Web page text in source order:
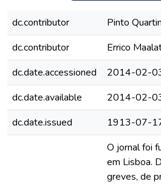
dc.contributor
Pinto
dc.contributor
Errico
dc.date.accessioned
2014-02-
dc.date.available
2014-02-
dc.date.issued
1913-07-
O jornal foi
em Lisboa.
greves, de